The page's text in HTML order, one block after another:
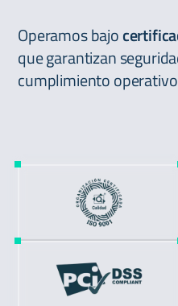
Operamos bajo
que garantizan
cumplimiento